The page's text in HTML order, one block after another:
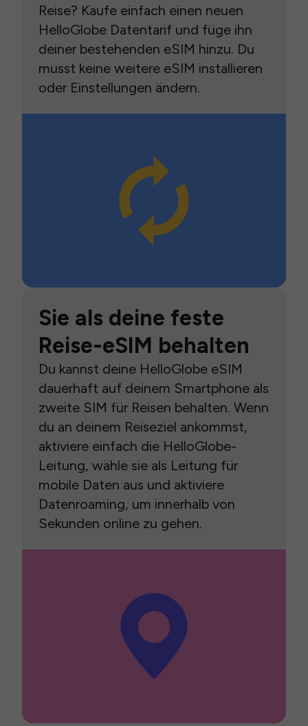
Reise? Kaufe einfach einen neuen
HelloGlobe Datentarif und füge ihn
deiner bestehenden eSIM hinzu. Du
musst keine weitere eSIM installieren
oder Einstellungen ändern.
Sie als deine feste
Reise-eSIM behalten
Du kannst deine HelloGlobe eSIM
dauerhaft auf deinem Smartphone als
zweite SIM für Reisen behalten. Wenn
du an deinem Reiseziel ankommst,
aktiviere einfach die HelloGlobe-
Leitung, wähle sie als Leitung für
mobile Daten aus und aktiviere
Datenroaming, um innerhalb von
Sekunden online zu gehen.